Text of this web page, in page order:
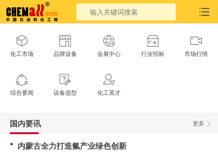
化工市场 品牌设备 会展中心 行业招标 市场行情
综合要闻 设备选型 化工英才
更多
国内要讯
・ 内蒙古全力打造氟产业绿色创新